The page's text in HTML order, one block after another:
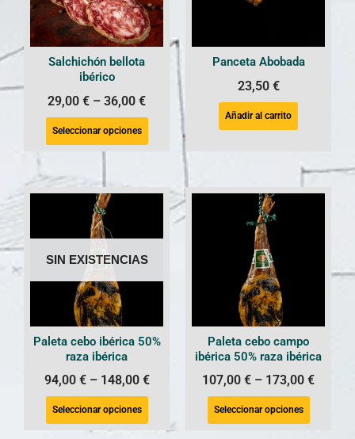
Salchichón bellota
ibérico
29,00 € – 36,00 €
Seleccionar opciones
Panceta Abobada
23,50 €
Añadir al carrito
SIN EXISTENCIAS
Paleta cebo ibérica 50%
raza ibérica
94,00 €– 148,00 €
Seleccionar opciones
Paleta cebo campo
ibérica 50% raza ibérica
107,00 € – 173,00 €
Seleccionar opciones